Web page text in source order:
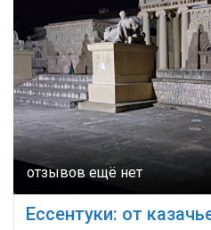
Ессентуки: от